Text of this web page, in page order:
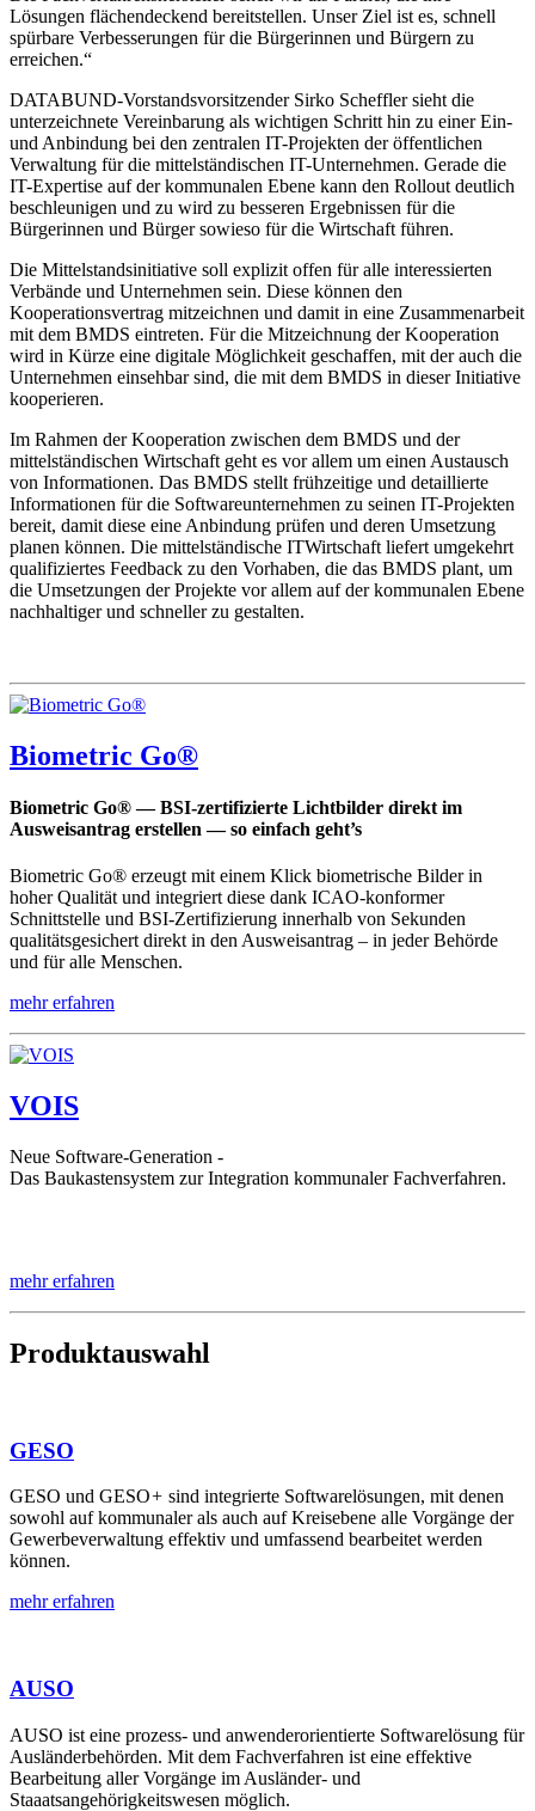
Lösungen flächendeckend bereitstellen. Unser Ziel ist es, schnell
spürbare Verbesserungen für die Bürgerinnen und Bürgern zu
erreichen.“
DATABUND-Vorstandsvorsitzender Sirko Scheffler sieht die
unterzeichnete Vereinbarung als wichtigen Schritt hin zu einer Ein-
und Anbindung bei den zentralen IT-Projekten der öffentlichen
Verwaltung für die mittelständischen IT-Unternehmen. Gerade die
IT-Expertise auf der kommunalen Ebene kann den Rollout deutlich
beschleunigen und zu wird zu besseren Ergebnissen für die
Bürgerinnen und Bürger sowieso für die Wirtschaft führen.
Die Mittelstandsinitiative soll explizit offen für alle interessierten
Verbände und Unternehmen sein. Diese können den
Kooperationsvertrag mitzeichnen und damit in eine Zusammenarbeit
mit dem BMDS eintreten. Für die Mitzeichnung der Kooperation
wird in Kürze eine digitale Möglichkeit geschaffen, mit der auch die
Unternehmen einsehbar sind, die mit dem BMDS in dieser Initiative
kooperieren.
Im Rahmen der Kooperation zwischen dem BMDS und der
mittelständischen Wirtschaft geht es vor allem um einen Austausch
von Informationen. Das BMDS stellt frühzeitige und detaillierte
Informationen für die Softwareunternehmen zu seinen IT-Projekten
bereit, damit diese eine Anbindung prüfen und deren Umsetzung
planen können. Die mittelständische ITWirtschaft liefert umgekehrt
qualifiziertes Feedback zu den Vorhaben, die das BMDS plant, um
die Umsetzungen der Projekte vor allem auf der kommunalen Ebene
nachhaltiger und schneller zu gestalten.
Biometric Go®
Biometric Go® — BSI-zertifizierte Lichtbilder direkt im
Ausweisantrag erstellen — so einfach geht’s
Biometric Go® erzeugt mit einem Klick biometrische Bilder in
hoher Qualität und integriert diese dank ICAO-konformer
Schnittstelle und BSI-Zertifizierung innerhalb von Sekunden
qualitätsgesichert direkt in den Ausweisantrag – in jeder Behörde
und für alle Menschen.
mehr erfahren
VOIS
Neue Software-Generation -
Das Baukastensystem zur Integration kommunaler Fachverfahren.
mehr erfahren
Produktauswahl
GESO
GESO und GESO+ sind integrierte Softwarelösungen, mit denen
sowohl auf kommunaler als auch auf Kreisebene alle Vorgänge der
Gewerbeverwaltung effektiv und umfassend bearbeitet werden
können.
mehr erfahren
AUSO
AUSO ist eine prozess- und anwenderorientierte Softwarelösung für
Ausländerbehörden. Mit dem Fachverfahren ist eine effektive
Bearbeitung aller Vorgänge im Ausländer- und
Staaatsangehörigkeitswesen möglich.